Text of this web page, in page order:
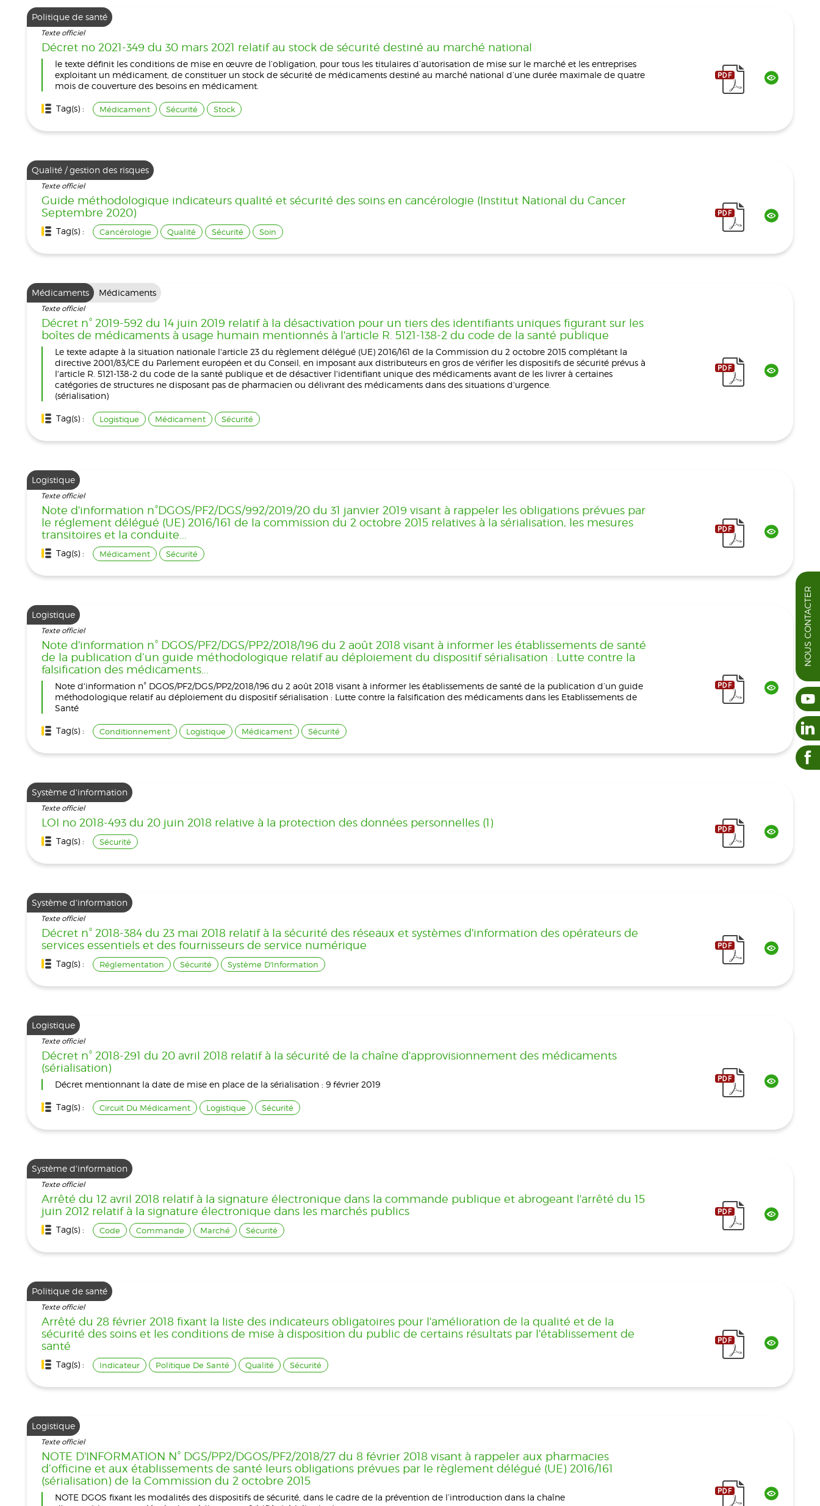
Politique de santé
Texte officiel
Décret no 2021-349 du 30 mars 2021 relatif au stock de sécurité destiné au marché national
le texte définit les conditions de mise en œuvre de l’obligation, pour tous les titulaires d’autorisation de mise sur le marché et les entreprises
exploitant un médicament, de constituer un stock de sécurité de médicaments destiné au marché national d’une durée maximale de quatre
mois de couverture des besoins en médicament.
Tag(s) : Médicament Sécurité Stock
Qualité / gestion des risques
Texte officiel
Guide méthodologique indicateurs qualité et sécurité des soins en cancérologie (Institut National du Cancer
Septembre 2020)
Tag(s) : Cancérologie Qualité Sécurité Soin
Médicaments Médicaments
Texte officiel
Décret n° 2019-592 du 14 juin 2019 relatif à la désactivation pour un tiers des identifiants uniques figurant sur les
boîtes de médicaments à usage humain mentionnés à l'article R. 5121-138-2 du code de la santé publique
Le texte adapte à la situation nationale l'article 23 du règlement délégué (UE) 2016/161 de la Commission du 2 octobre 2015 complétant la
directive 2001/83/CE du Parlement européen et du Conseil, en imposant aux distributeurs en gros de vérifier les dispositifs de sécurité prévus à
l'article R. 5121-138-2 du code de la santé publique et de désactiver l'identifiant unique des médicaments avant de les livrer à certaines
catégories de structures ne disposant pas de pharmacien ou délivrant des médicaments dans des situations d'urgence.
(sérialisation)
Tag(s) : Logistique Médicament Sécurité
Logistique
Texte officiel
Note d'information n°DGOS/PF2/DGS/992/2019/20 du 31 janvier 2019 visant à rappeler les obligations prévues par
le réglement délégué (UE) 2016/161 de la commission du 2 octobre 2015 relatives à la sérialisation, les mesures
transitoires et la conduite...
Tag(s) : Médicament Sécurité
Logistique
Texte officiel
Note d'information n° DGOS/PF2/DGS/PP2/2018/196 du 2 août 2018 visant à informer les établissements de santé
de la publication d’un guide méthodologique relatif au déploiement du dispositif sérialisation : Lutte contre la
falsification des médicaments...
Note d'information n° DGOS/PF2/DGS/PP2/2018/196 du 2 août 2018 visant à informer les établissements de santé de la publication d’un guide
méthodologique relatif au déploiement du dispositif sérialisation : Lutte contre la falsification des médicaments dans les Etablissements de
Santé
Tag(s) : Conditionnement Logistique Médicament Sécurité
Système d'information
Texte officiel
LOI no 2018-493 du 20 juin 2018 relative à la protection des données personnelles (1)
Tag(s) : Sécurité
Système d'information
Texte officiel
Décret n° 2018-384 du 23 mai 2018 relatif à la sécurité des réseaux et systèmes d'information des opérateurs de
services essentiels et des fournisseurs de service numérique
Tag(s) : Réglementation Sécurité Système D'Information
Logistique
Texte officiel
Décret n° 2018-291 du 20 avril 2018 relatif à la sécurité de la chaîne d'approvisionnement des médicaments
(sérialisation)
Décret mentionnant la date de mise en place de la sérialisation : 9 février 2019
Tag(s) : Circuit Du Médicament Logistique Sécurité
Système d'information
Texte officiel
Arrêté du 12 avril 2018 relatif à la signature électronique dans la commande publique et abrogeant l'arrêté du 15
juin 2012 relatif à la signature électronique dans les marchés publics
Tag(s) : Code Commande Marché Sécurité
Politique de santé
Texte officiel
Arrêté du 28 février 2018 fixant la liste des indicateurs obligatoires pour l'amélioration de la qualité et de la
sécurité des soins et les conditions de mise à disposition du public de certains résultats par l'établissement de
santé
Tag(s) : Indicateur Politique De Santé Qualité Sécurité
Logistique
Texte officiel
NOTE D'INFORMATION N° DGS/PP2/DGOS/PF2/2018/27 du 8 février 2018 visant à rappeler aux pharmacies
d’officine et aux établissements de santé leurs obligations prévues par le règlement délégué (UE) 2016/161
(sérialisation) de la Commission du 2 octobre 2015
NOTE DGOS fixant les modalités des dispositifs de sécurité, dans le cadre de la prévention de l’introduction dans la chaîne
NOUS CONTACTER